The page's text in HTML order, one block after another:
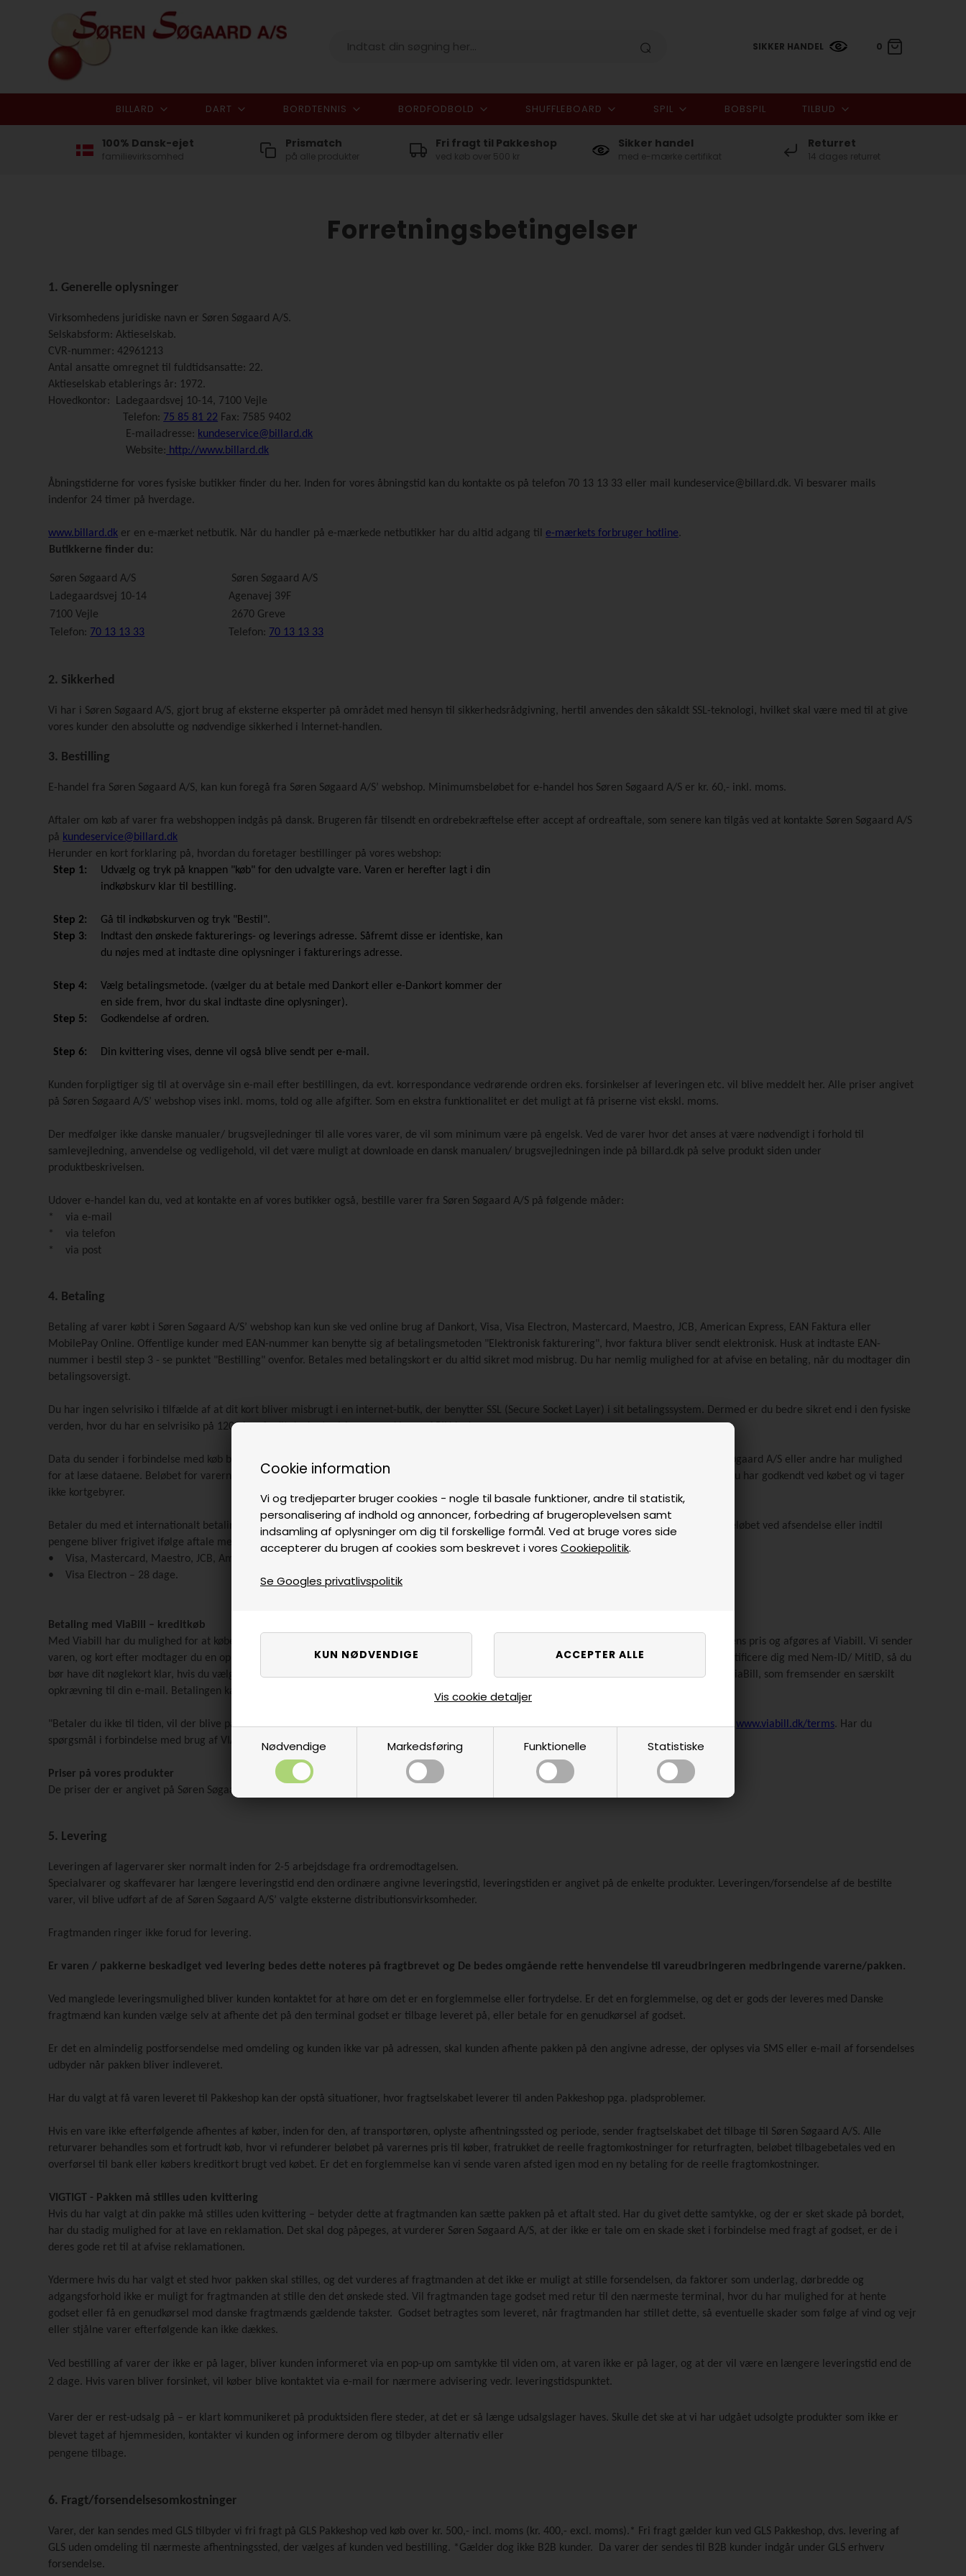
Cookie information
Vi og tredjeparter bruger cookies - nogle til basale funktioner, andre til statistik,
personalisering af indhold og annoncer, forbedring af brugeroplevelsen samt
indsamling af oplysninger om dig til forskellige formål. Ved at bruge vores side
accepterer du brugen af cookies som beskrevet i vores Cookiepolitik.
Se Googles privatlivspolitik
Nødvendige Markedsføring Funktionelle Statistiske
Vis cookie detaljer
SIKKER HANDEL 0
I alt 0,00 DKK
BILLARD DART BORDTENNIS BORDFODBOLD SHUFFLEBOARD SPIL BOBSPIL TILBUD
100% Dansk-ejet
familievirksomhed
Prismatch
på alle produkter
Fri fragt til Pakkeshop
ved køb over 500 kr
Sikker handel
med e-mærke certifikat
Returret
14 dages returret
Forretningsbetingelser
1. Generelle oplysninger
Virksomhedens juridiske navn er Søren Søgaard A/S.
Selskabsform: Aktieselskab.
CVR-nummer: 42961213
Antal ansatte omregnet til fuldtidsansatte: 22.
Aktieselskab etablerings år: 1972.
Hovedkontor: Ladegaardsvej 10-14, 7100 Vejle
Telefon: 75 85 81 22 Fax: 7585 9402
E-mailadresse: kundeservice@billard.dk
Website: http://www.billard.dk
Åbningstiderne for vores fysiske butikker finder du her. Inden for vores åbningstid kan du kontakte os på telefon 70 13 13 33 eller mail kundeservice@billard.dk. Vi besvarer mails
indenfor 24 timer på hverdage.
www.billard.dk er en e-mærket netbutik. Når du handler på e-mærkede netbutikker har du altid adgang til e-mærkets forbruger hotline.
Butikkerne finder du:
Søren Søgaard A/S
Søren Søgaard A/S
Ladegaardsvej 10-14
Agenavej 39F
7100 Vejle
2670 Greve
Telefon: 70 13 13 33 Telefon: 70 13 13 33
2. Sikkerhed
Vi har i Søren Søgaard A/S, gjort brug af eksterne eksperter på området med hensyn til sikkerhedsrådgivning, hertil anvendes den såkaldt SSL-teknologi, hvilket skal være med til at give
vores kunder den absolutte og nødvendige sikkerhed i Internet-handlen.
3. Bestilling
E-handel fra Søren Søgaard A/S, kan kun foregå fra Søren Søgaard A/S’ webshop. Minimumsbeløbet for e-handel hos Søren Søgaard A/S er kr. 60,- inkl. moms.
Aftaler om køb af varer fra webshoppen indgås på dansk. Brugeren får tilsendt en ordrebekræftelse efter accept af ordreaftale, som senere kan tilgås ved at kontakte Søren Søgaard A/S
på kundeservice@billard.dk
Herunder en kort forklaring på, hvordan du foretager bestillinger på vores webshop:
Step 1:
Udvælg og tryk på knappen "køb" for den udvalgte vare. Varen er herefter lagt i din
indkøbskurv klar til bestilling.
Step 2:
Gå til indkøbskurven og tryk "Bestil".
Step 3:
Indtast den ønskede fakturerings- og leverings adresse. Såfremt disse er identiske, kan
du nøjes med at indtaste dine oplysninger i fakturerings adresse.
Step 4:
Vælg betalingsmetode. (vælger du at betale med Dankort eller e-Dankort kommer der
en side frem, hvor du skal indtaste dine oplysninger).
Step 5:
Godkendelse af ordren.
Step 6: Din kvittering vises, denne vil også blive sendt per e-mail.
Kunden forpligtiger sig til at overvåge sin e-mail efter bestillingen, da evt. korrespondance vedrørende ordren eks. forsinkelser af leveringen etc. vil blive meddelt her. Alle priser angivet
på Søren Søgaard A/S’ webshop vises inkl. moms, told og alle afgifter. Som en ekstra funktionalitet er det muligt at få priserne vist ekskl. moms.
Der medfølger ikke danske manualer/ brugsvejledninger til alle vores varer, de vil som minimum være på engelsk. Ved de varer hvor det anses at være nødvendigt i forhold til
samlevejledning, anvendelse og vedligehold, vil det være muligt at downloade en dansk manualen/ brugsvejledningen inde på billard.dk på selve produkt siden under
produktbeskrivelsen.
Udover e-handel kan du, ved at kontakte en af vores butikker også, bestille varer fra Søren Søgaard A/S på følgende måder:
* via e-mail
* via telefon
* via post
4. Betaling
Betaling af varer købt i Søren Søgaard A/S’ webshop kan kun ske ved online brug af Dankort, Visa, Visa Electron, Mastercard, Maestro, JCB, American Express, EAN Faktura eller
MobilePay Online. Offentlige kunder med EAN-nummer kan benytte sig af betalingsmetoden "Elektronisk fakturering", hvor faktura bliver sendt elektronisk. Husk at indtaste EAN-
nummer i bestil step 3 - se punktet "Bestilling" ovenfor. Betales med betalingskort er du altid sikret mod misbrug. Du har nemlig mulighed for at afvise en betaling, når du modtager din
betalingsoversigt.
Du har ingen selvrisiko i tilfælde af at dit kort bliver misbrugt i en internet-butik, der benytter SSL (Secure Socket Layer) i sit betalingssystem. Dermed er du bedre sikret end i den fysiske
verden, hvor du har en selvrisiko på 1200 kr. når dit dankort misbruges ved brug af PIN-koden.
Data du sender i forbindelse med køb betalt med betalingskort, er krypterede (SSL), og det er således kun PBS, der kan læse dem. Hverken Søren Søgaard A/S eller andre har mulighed
for at læse dataene. Beløbet for varerne trækkes først, når varerne sendes fra Søren Søgaard A/S. Der kan aldrig trækkes et større beløb, end det du har godkendt ved købet og vi tager
ikke kortgebyrer.
Betaler du med et internationalt betalingskort, reserveres beløbet med det samme. Pengene er reserveret på dit kort eller konto indtil; vi hæver beløbet ved afsendelse eller indtil
pengene bliver frigivet ifølge aftale med din kortudsteder. Internationale kort du kan bruge hos os og reservationsperiode af godkendt beløb:
• Visa, Mastercard, Maestro, JCB, American Express – 30 dage.
• Visa Electron – 28 dage.
Betaling med ViaBill – kreditkøb
Med Viabill har du mulighed for at købe dine varer på kredit med afbetaling over et antal måneder. Finansieringspriser og model afhænger af varens pris og afgøres af Viabill. Vi sender
varen, og kort efter modtager du en opkrævning fra Viabill på den mail, som du har valgt. Af sikkerhedsmæssige årsager, bliver du bedt om at identificere dig med Nem-ID/ MitID, så du
bør have dit nøglekort klar, hvis du vælger ViaBill. Ved ViaBill som betalingsvalg: Det skyldige beløb kan alene betales med frigørende virkning til ViaBill, som fremsender en særskilt
opkrævning til din e-mail. Betalingen kan ikke ske ved modregning af krav, der udspringer af andre retsforhold.
"Betaler du ikke til tiden, vil der blive pålagt et gebyr. Hvis du fortryder dit køb, ophører aftalen om betaling hos ViaBill". Læs alle Viabill vilkår her:www.viabill.dk/terms. Har du
spørgsmål i forbindelse med brug af VIABILL (Opkrævning / rykker) så kontakt dem endelig via
www.viabill.dk/henvendelse
Priser på vores produkter
De priser der er angivet på Søren Søgaard A/S’ webshop, er ikke nødvendigvis de priser, der tages for varen i Søren Søgaard A/S’ butikker.
5. Levering
Leveringen af lagervarer sker normalt inden for 2-5 arbejdsdage fra ordremodtagelsen.
Specialvarer og skaffevarer har længere leveringstid end den ordinære angivne leveringstid, leveringstiden er angivet på de enkelte produkter. Leveringen/forsendelse af de bestilte
varer, vil blive udført af de af Søren Søgaard A/S’ valgte eksterne distributionsvirksomheder.
Fragtmanden ringer ikke forud for levering.
Er varen / pakkerne beskadiget ved levering bedes dette noteres på fragtbrevet og De bedes omgående rette henvendelse til vareudbringeren medbringende varerne/pakken.
Ved manglede leveringsmulighed bliver kunden kontaktet for at høre om det er en forglemmelse eller fortrydelse. Er det en forglemmelse, og det er gods der leveres med Danske
fragtmænd kan kunden vælge selv at afhente det på den terminal godset er tilbage leveret på, eller betale for en genudkørsel af godset.
Er det en almindelig postforsendelse med omdeling og kunden ikke var på adressen, skal kunden afhente pakken på den angivne adresse, der oplyses via SMS eller e-mail af forsendelses
udbyder når pakken bliver indleveret.
Har du valgt at få varen leveret til Pakkeshop kan der opstå situationer, hvor fragtselskabet leverer til anden Pakkeshop pga. pladsproblemer.
Hvis en vare ikke efterfølgende afhentes af køber, inden for den, af transportøren, oplyste afhentningssted og periode, sender fragtselskabet det tilbage til Søren Søgaard A/S. Alle
returvarer behandles som et fortrudt køb, hvor vi refunderer beløbet på varernes pris til køber, fratrukket de reelle fragtomkostninger for returfragten, beløbet tilbagebetales ved en
overførsel til bank eller købers kreditkort brugt ved købet. Er det en forglemmelse kan vi sende varen afsted igen mod en ny betaling for de reelle fragtomkostninger.
VIGTIGT - Pakken må stilles uden kvittering
Hvis du har valgt at din pakke må stilles uden kvittering – betyder dette at fragtmanden kan sætte pakken på et aftalt sted. Har du givet dette samtykke, og der er sket skade på bordet,
har du stadig mulighed for at lave en reklamation. Det skal dog påpeges, at vurderer Søren Søgaard A/S, at der ikke er tale om en skade sket i forbindelse med fragt af godset, er de i
deres gode ret til at afvise reklamationen.
Ydermere hvis du har valgt et sted hvor pakken skal stilles, og det vurderes af fragtmanden at det ikke er muligt at stille forsendelsen, da faktorer som underlag, dørbredde og
adgangsforhold ikke er muligt for fragtmanden at stille den det ønskede sted. Vil fragtmanden tage godset med retur til den nærmeste terminal, hvor du har mulighed for at hente
godset eller få en genudkørsel mod danske fragtmænds gældende takster. Godset betragtes som leveret, når fragtmanden har stillet dette, så eventuelle skader som følge af vind og vejr
eller stjålne varer efterfølgende kan ikke dækkes.
Ved bestilling af varer der ikke er på lager, bliver kunden informeret via en pop-up om samtykke til viden om, at varen ikke er på lager, og at der vil være en længere leveringstid end de
2 dage. Hvis varen bliver forsinket, vil køber blive kontaktet via e-mail for nærmere advisering vedr. leveringstidspunktet.
Varer der er rest-udsalg på – er klart kommunikeret på produktsiden flere steder, at det er så længe udsalgslager haves. Skulle det ske at vi har udgået udsolgte produkter som ikke er
blevet taget af hjemmesiden, kontakter vi kunden og informere derom og tilbyder alternativ eller
pengene tilbage.
6. Fragt/forsendelsesomkostninger
Varer, der kan sendes med GLS tilbyder vi fri fragt på GLS Pakkeshop ved køb over kr. 500,- incl. moms (kr. 400,- excl. moms).* Fri fragt gælder kun ved GLS Pakkeshop, dvs. levering af
GLS uden omdeling til nærmeste afhentningssted, der vælges af kunden ved bestilling. *Gælder dog ikke B2B kunder. Da varer der sendes til B2B kunder indgår under GLS erhverv
forsendelse.